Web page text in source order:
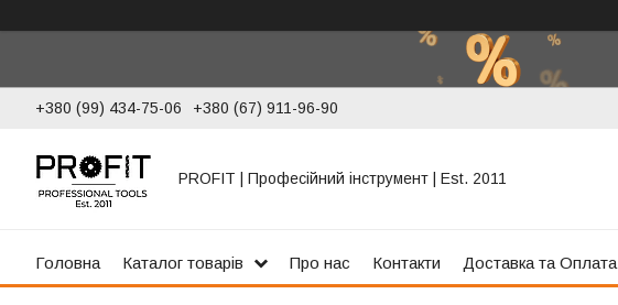
+380 (99) 434-75-06 +380 (67) 911-96-90
PROFIT | Професійний інструмент | Est. 2011
Головна Каталог товарів Про нас Контакти Доставка та Оплата